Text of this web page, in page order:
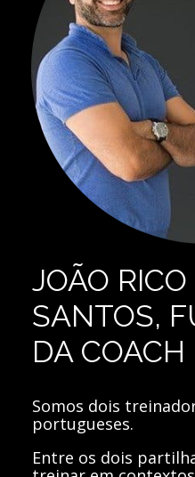
JOÃO
SANTOS,
DA COACH
Somos dois
portugueses.
Entre os dois